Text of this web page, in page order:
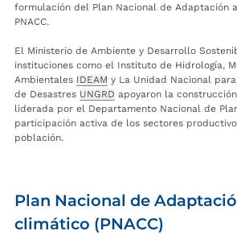
formulación del Plan Nacional de Adaptación
PNACC.
El Ministerio de Ambiente y Desarrollo
instituciones como el Instituto de Hidrología,
Ambientales IDEAM y La Unidad Nacional
de Desastres UNGRD apoyaron la
liderada por el Departamento Nacional de
participación activa de los sectores
población.
Plan Nacional de
climático (PNACC)